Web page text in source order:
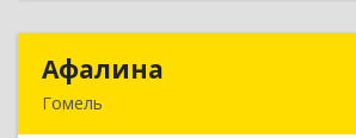
Афалина
Гомель